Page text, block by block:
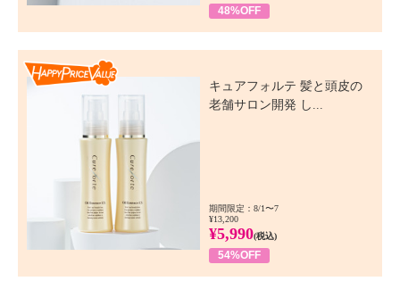
48%OFF
キュアフォルテ 髪と頭皮の
老舗サロン開発 し...
期間限定：8/1〜7
¥13,200
¥5,990(税込)
54%OFF